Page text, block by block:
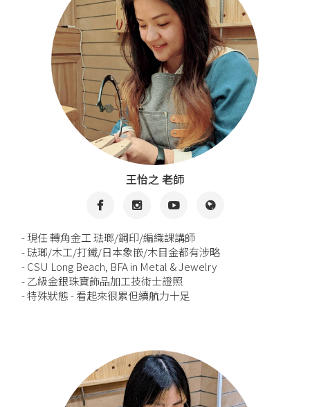
王怡之 老師
- 現任 轉角金工 琺瑯/鋼印/編織課講師
- 琺瑯/木工/打鐵/日本象嵌/木目金都有涉略
- CSU Long Beach, BFA in Metal & Jewelry
- 乙級金銀珠寶飾品加工技術士證照
- 特殊狀態 - 看起來很累但續航力十足